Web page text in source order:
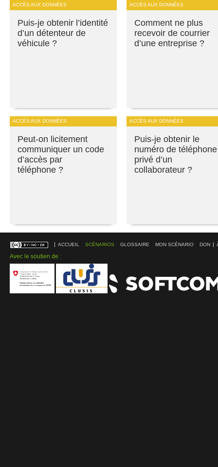
ACCÈS AUX DONNÉES
Puis-je obtenir l’identité
d’un détenteur de
véhicule ?
ACCÈS AUX DONNÉES
Comment ne plus
recevoir de courrier
d’une entreprise ?
ACCÈS AUX DONNÉES
Peut-on licitement
communiquer un code
d’accès par
téléphone ?
ACCÈS AUX DONNÉES
Puis-je obtenir le
numéro de téléphone
privé d’un
collaborateur ?
ACCUEIL SCÉNARIOS GLOSSAIRE MON SCÉNARIO DON
Avec le soutien de :